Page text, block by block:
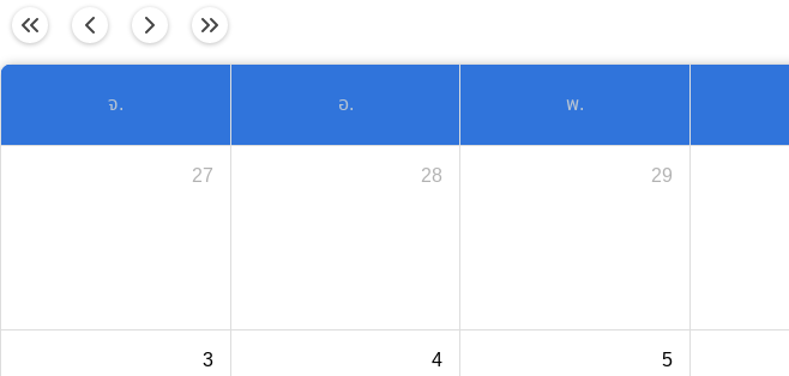
จ. อ. พ.
27 28 29
3 4 5